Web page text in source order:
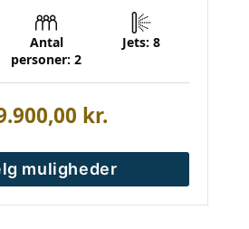
Antal
personer: 2
Jets: 8
kr.
muligheder